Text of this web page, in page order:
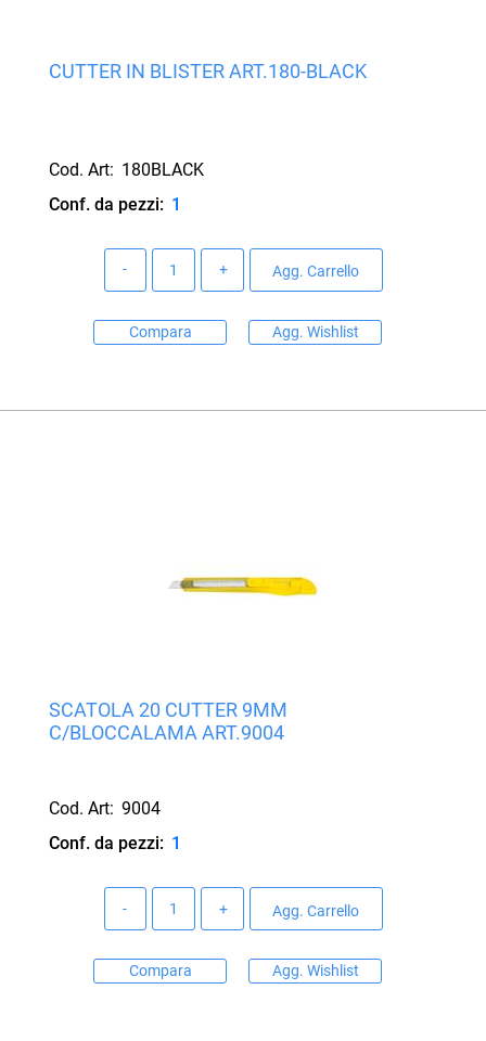
CUTTER IN BLISTER ART.180-BLACK
Cod. Art: 180BLACK
Conf. da pezzi: 1
Agg. Carrello
Compara Agg. Wishlist
SCATOLA 20 CUTTER 9MM
C/BLOCCALAMA ART.9004
Cod. Art: 9004
Conf. da pezzi: 1
Agg. Carrello
Compara Agg. Wishlist